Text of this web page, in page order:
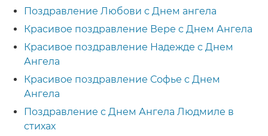
Поздравление Любови с Днем ангела
Красивое поздравление Вере с Днем Ангела
Красивое поздравление Надежде с Днем
Ангела
Красивое поздравление Софье с Днем
Ангела
Поздравление с Днем Ангела Людмиле в
стихах